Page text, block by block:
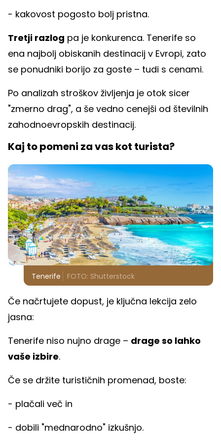
- kakovost pogosto bolj pristna.
Tretji razlog pa je konkurenca. Tenerife so
ena najbolj obiskanih destinacij v Evropi, zato
se ponudniki borijo za goste – tudi s cenami.
Po analizah stroškov življenja je otok sicer
"zmerno drag", a še vedno cenejši od številnih
zahodnoevropskih destinacij.
Kaj to pomeni za vas kot turista?
Tenerife FOTO: Shutterstock
Če načrtujete dopust, je ključna lekcija zelo
jasna:
Tenerife niso nujno drage – drage so lahko
vaše izbire.
Če se držite turističnih promenad, boste:
- plačali več in
- dobili "mednarodno" izkušnjo.